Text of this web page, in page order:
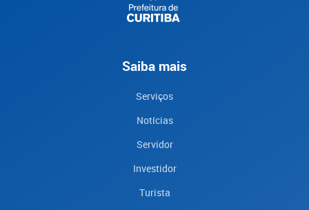
Saiba mais
Serviços
Notícias
Servidor
Investidor
Turista